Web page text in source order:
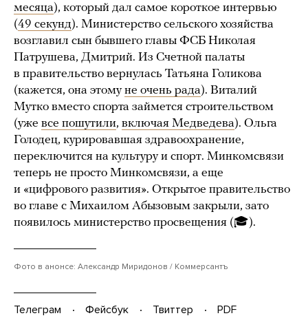
месяца), который дал самое короткое интервью
(49 секунд). Министерство сельского хозяйства
возглавил сын бывшего главы ФСБ Николая
Патрушева, Дмитрий. Из Счетной палаты
в правительство вернулась Татьяна Голикова
(кажется, она этомуне очень рада). Виталий
Мутко вместо спорта займется строительством
(уже все пошутили, включая Медведева). Ольга
Голодец, курировавшая здравоохранение,
переключится на культуру и спорт. Минкомсвязи
теперь не просто Минкомсвязи, а еще
и «цифрового развития». Открытое правительство
во главе с Михаилом Абызовым закрыли, зато
появилось министерство просвещения (🎓).
Фото в анонсе: Александр Миридонов / Коммерсантъ
Телеграм Фейсбук Твиттер
PDF